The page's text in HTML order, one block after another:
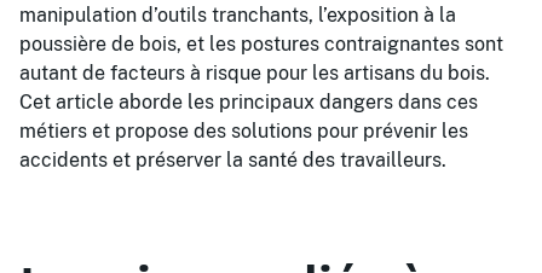
manipulation d’outils tranchants, l’exposition à la
poussière de bois, et les postures contraignantes sont
autant de facteurs à risque pour les artisans du bois.
Cet article aborde les principaux dangers dans ces
métiers et propose des solutions pour prévenir les
accidents et préserver la santé des travailleurs.